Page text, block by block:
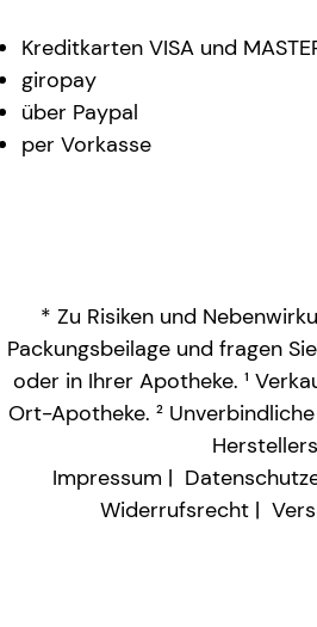
Kreditkarten VISA und
giropay
über Paypal
per Vorkasse
* Zu Risiken und
Packungsbeilage und fragen
oder in Ihrer Apotheke. ¹
Ort-Apotheke. ²
Impressum
Widerrufsrecht